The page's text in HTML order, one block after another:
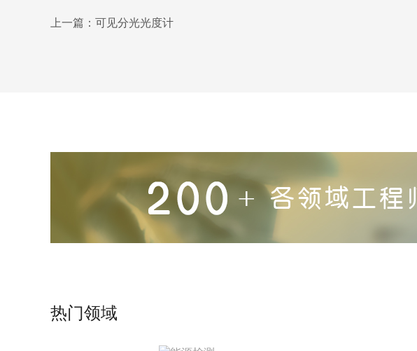
上一篇： 可见分光光度计
热门领域